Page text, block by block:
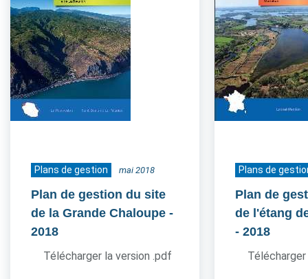
Plans de gestion mai 2018
Plan de gestion du site
de la Grande Chaloupe -
2018
Télécharger la version .pdf
Plans de
Plan de
de l'étang
- 2018